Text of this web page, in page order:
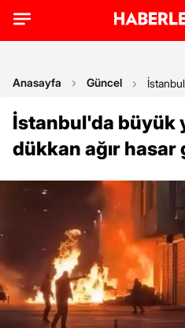
Anasayfa Güncel
İstanbul'da büyük
dükkan ağır hasar